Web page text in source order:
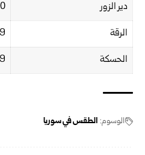
دير الزور
الرقة
الحسكة
الوسوم: الطقس في سوريا